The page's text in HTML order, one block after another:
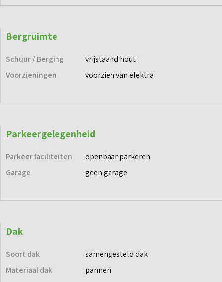
Bergruimte
Schuur / Berging
vrijstaand hout
Voorzieningen
voorzien van elektra
Parkeergelegenheid
Parkeer faciliteiten
openbaar parkeren
Garage
geen garage
Dak
Soort dak
samengesteld dak
Materiaal dak
pannen